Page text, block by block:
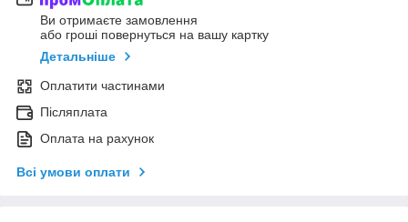
Ви отримаєте замовлення
або гроші повернуться на вашу картку
Детальніше
Оплатити частинами
Післяплата
Оплата на рахунок
Всі умови оплати